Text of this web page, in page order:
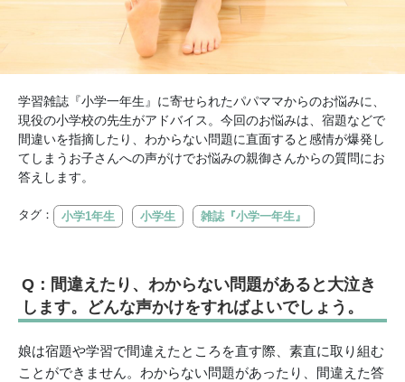
学習雑誌『小学一年生』に寄せられたパパママからのお悩みに、
現役の小学校の先生がアドバイス。今回のお悩みは、宿題などで
間違いを指摘したり、わからない問題に直面すると感情が爆発し
てしまうお子さんへの声がけでお悩みの親御さんからの質問にお
答えします。
タグ： 小学1年生 小学生 雑誌『小学一年生』
Q：間違えたり、わからない問題があると大泣き
します。どんな声かけをすればよいでしょう。
娘は宿題や学習で間違えたところを直す際、素直に取り組む
ことができません。わからない問題があったり、間違えた答